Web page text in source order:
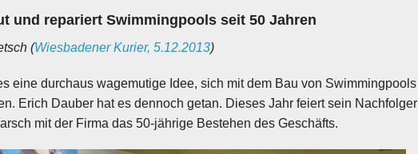
und repariert Swimmingpools seit 50 Jahren
(Wiesbadener Kurier, 5.12.2013)
eine durchaus wagemutige Idee, sich mit dem Bau von Swimmingpools
Erich Dauber hat es dennoch getan. Dieses Jahr feiert sein Nachfolger
mit der Firma das 50-jährige Bestehen des Geschäfts.